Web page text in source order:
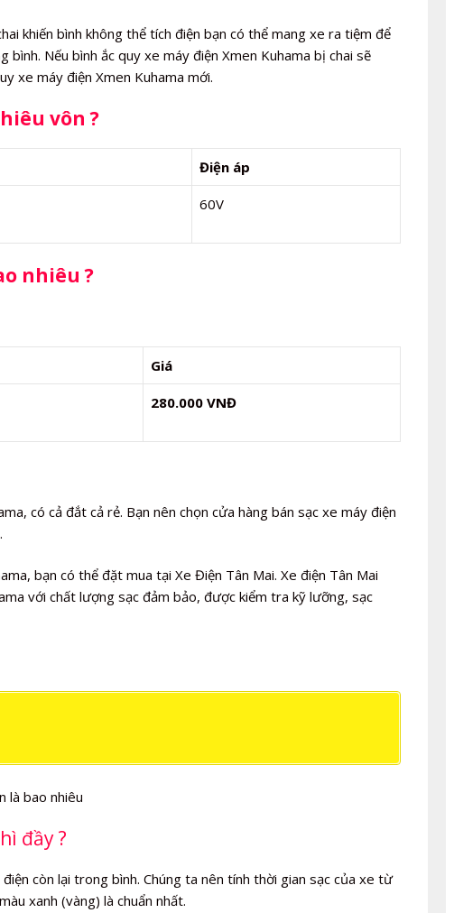
khiến bình không thể tích điện bạn có thể mang xe ra tiệm để
Nếu bình ắc quy xe máy điện Xmen Kuhama bị chai sẽ
xe máy điện Xmen Kuhama mới.
vôn ?
Điện áp
60V
nhiêu ?
Giá
280.000 VNĐ
có cả đắt cả rẻ. Bạn nên chọn cửa hàng bán sạc xe máy điện
bạn có thể đặt mua tại Xe Điện Tân Mai. Xe điện Tân Mai
với chất lượng sạc đảm bảo, được kiểm tra kỹ lưỡng, sạc
đầy ?
còn lại trong bình. Chúng ta nên tính thời gian sạc của xe từ
xanh (vàng) là chuẩn nhất.